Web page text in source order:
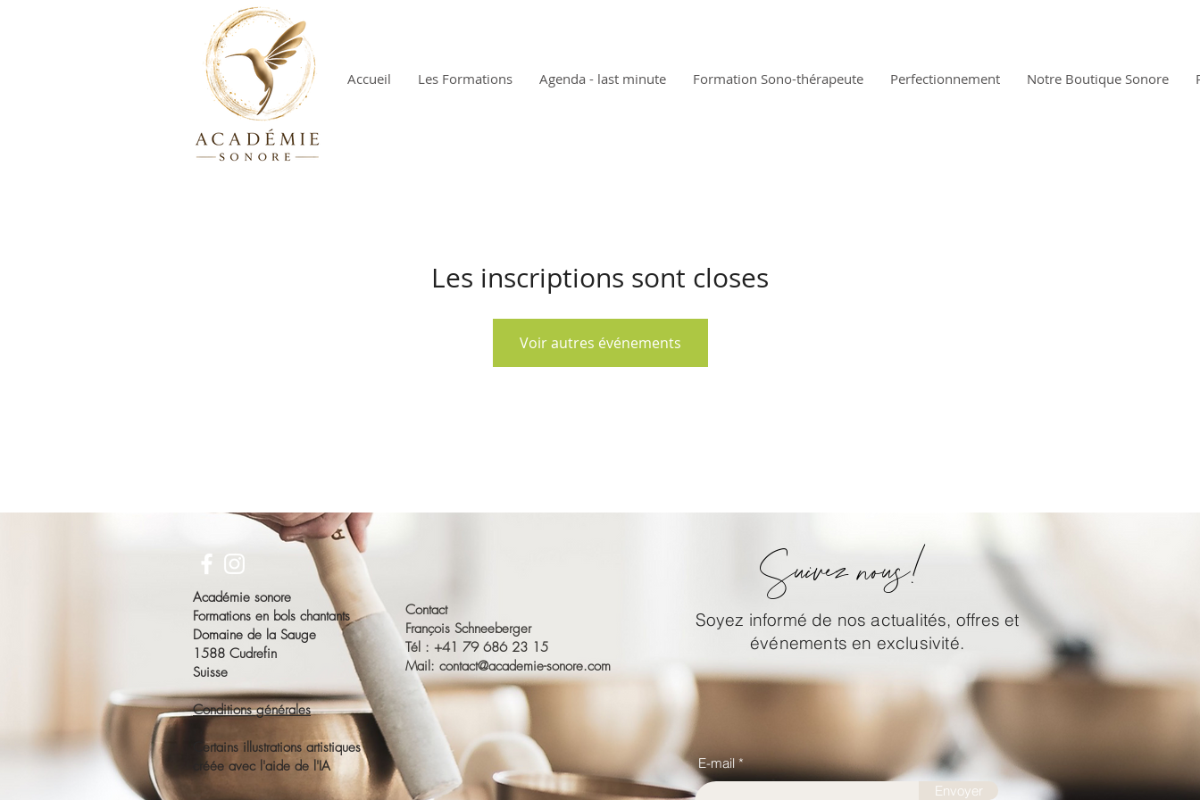
Accueil Les Formations Agenda - last minute Formation Sono-thérapeute Perfectionnement Notre Boutique Sonore
Les inscriptions sont closes
Voir autres événements
Académie sonore
Formations en bols chantants
Domaine de la Sauge
1588 Cudrefin
Suisse
Conditions générales
Certains illustrations artistiques
créée avec l'aide de l'IA
Contact
François Schneeberger
Tél : +41 79 686 23 15
Mail: contact@academie-sonore.com
E-mail
Envoyer
Suivez nous!
Soyez informé de nos actualités, offres et
événements en exclusivité.